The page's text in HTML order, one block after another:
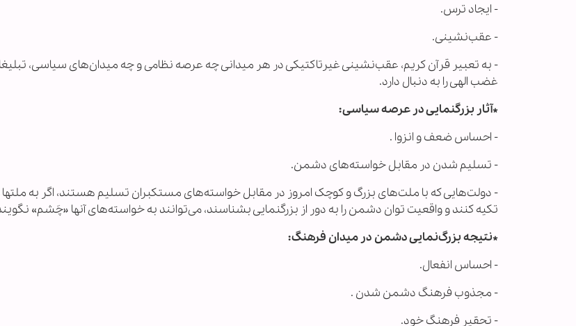
- ایجاد ترس.
- عقب‌نشینی.
- به تعبیر قرآن کریم، عقب‌نشینی غیرتاکتیکی در هر میدانی چه عرصه نظامی و چه میدان‌های سیاسی،
غضب الهی را به دنبال دارد.
*آثار بزرگنمایی در عرصه سیاسی:
- احساس ضعف و انزوا .
- تسلیم شدن در مقابل خواسته‌های دشمن.
- دولت‌هایی که با ملت‌های بزرگ و کوچک امروز در مقابل خواسته‌های مستکبران تسلیم هستند، اگر به ملتها
تکیه کنند و واقعیت توان دشمن را به دور از بزرگنمایی بشناسند، می‌توانند به خواسته‌های آنها «چَشم»
*نتیجه بزرگ‌نمایی دشمن در میدان فرهنگ:
- احساس انفعال.
- مجذوب فرهنگ دشمن شدن .
- تحقیر فرهنگ خود.